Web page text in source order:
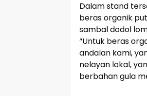
Dalam stand
beras organik
sambal dodol
“Untuk beras
andalan kami,
nelayan lokal,
berbahan gula